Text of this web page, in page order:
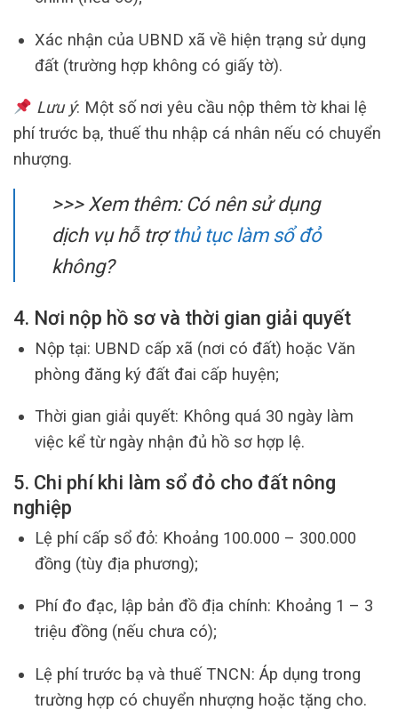
Xác nhận của UBND xã về hiện trạng sử dụng
đất (trường hợp không có giấy tờ).
Lưu ý: Một số nơi yêu cầu nộp thêm tờ khai lệ
phí trước bạ, thuế thu nhập cá nhân nếu có chuyển
nhượng.
>>> Xem thêm: Có nên sử dụng
dịch vụ hỗ trợthủ tục làm sổ đỏ
không?
4. Nơi nộp hồ sơ và thời gian giải quyết
Nộp tại: UBND cấp xã (nơi có đất) hoặc Văn
phòng đăng ký đất đai cấp huyện;
Thời gian giải quyết: Không quá 30 ngày làm
việc kể từ ngày nhận đủ hồ sơ hợp lệ.
5. Chi phí khi làm sổ đỏ cho đất nông
nghiệp
Lệ phí cấp sổ đỏ: Khoảng 100.000 – 300.000
đồng (tùy địa phương);
Phí đo đạc, lập bản đồ địa chính: Khoảng 1 – 3
triệu đồng (nếu chưa có);
Lệ phí trước bạ và thuế TNCN: Áp dụng trong
trường hợp có chuyển nhượng hoặc tặng cho.